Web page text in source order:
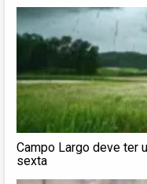
Campo Largo deve ter
sexta